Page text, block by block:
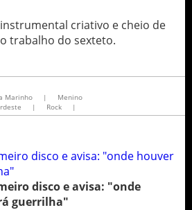
criativo e cheio de
trabalho do sexteto.
Marinho |
Menino
| Rock |
disco e avisa: "onde
guerrilha"